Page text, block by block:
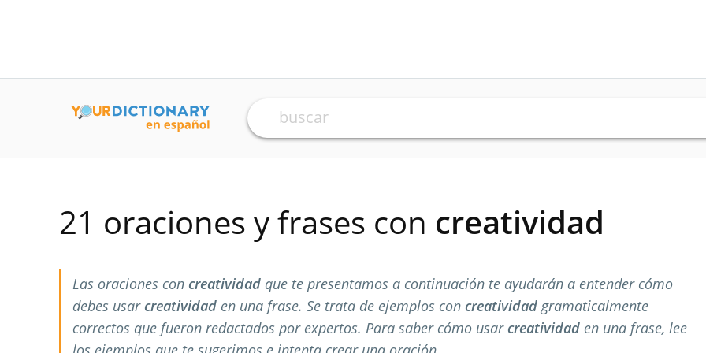
21 oraciones y frases con creatividad
Las oraciones con creatividad que te presentamos a continuación te ayudarán a entender cómo
debes usar creatividad en una frase. Se trata de ejemplos con creatividadgramaticalmente
correctos que fueron redactados por expertos. Para saber cómo usar creatividad en una frase, lee